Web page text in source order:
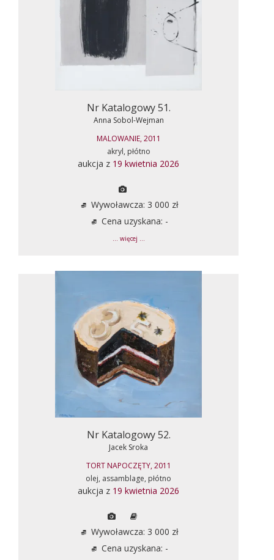
Nr Katalogowy 51.
Anna Sobol-Wejman
MALOWANIE, 2011
akryl, płótno
aukcja z 19 kwietnia 2026
Wywoławcza: 3 000 zł
Cena uzyskana: -
... więcej ...
Nr Katalogowy 52.
Jacek Sroka
TORT NAPOCZĘTY, 2011
olej, assamblage, płótno
aukcja z 19 kwietnia 2026
Wywoławcza: 3 000 zł
Cena uzyskana: -